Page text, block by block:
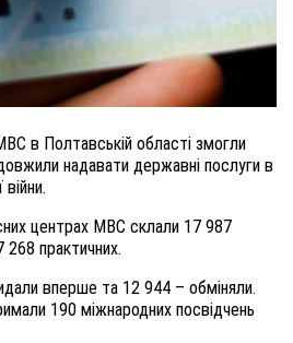
в Полтавській області змогли
надавати державні послуги в
центрах МВС склали 17 987
268 практичних.
вперше та 12 944 – обміняли.
190 міжнародних посвідчень